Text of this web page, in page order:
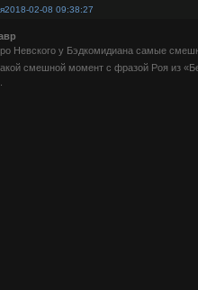
2018-02-08 09:38:27
Невского у Бэдкомидиана самые
смешной момент с фразой Роя из